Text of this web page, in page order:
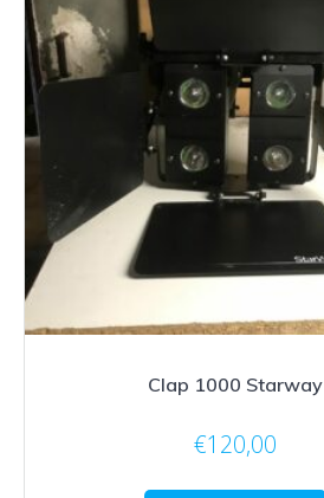
Clap 1000 Starway
€120,00